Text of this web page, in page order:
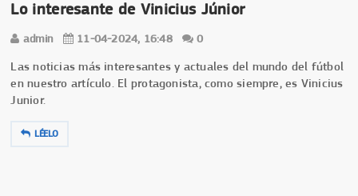
Lo interesante de Vinicius Júnior
admin 11-04-2024, 16:48 0
Las noticias más interesantes y actuales del mundo del fútbol
en nuestro artículo. El protagonista, como siempre, es Vinicius
Junior.
LÉELO